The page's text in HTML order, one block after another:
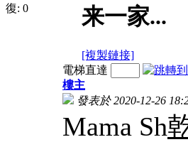
復: 0
来一家...
[複製鏈接]
電梯直達
樓主
發表於 2020-12-26
Mama Sh